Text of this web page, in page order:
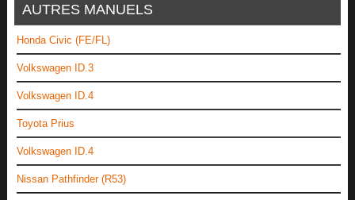
AUTRES MANUELS
Honda Civic (FE/FL)
Volkswagen ID.3
Volkswagen ID.4
Toyota Prius
Volkswagen ID.4
Nissan Pathfinder (R53)